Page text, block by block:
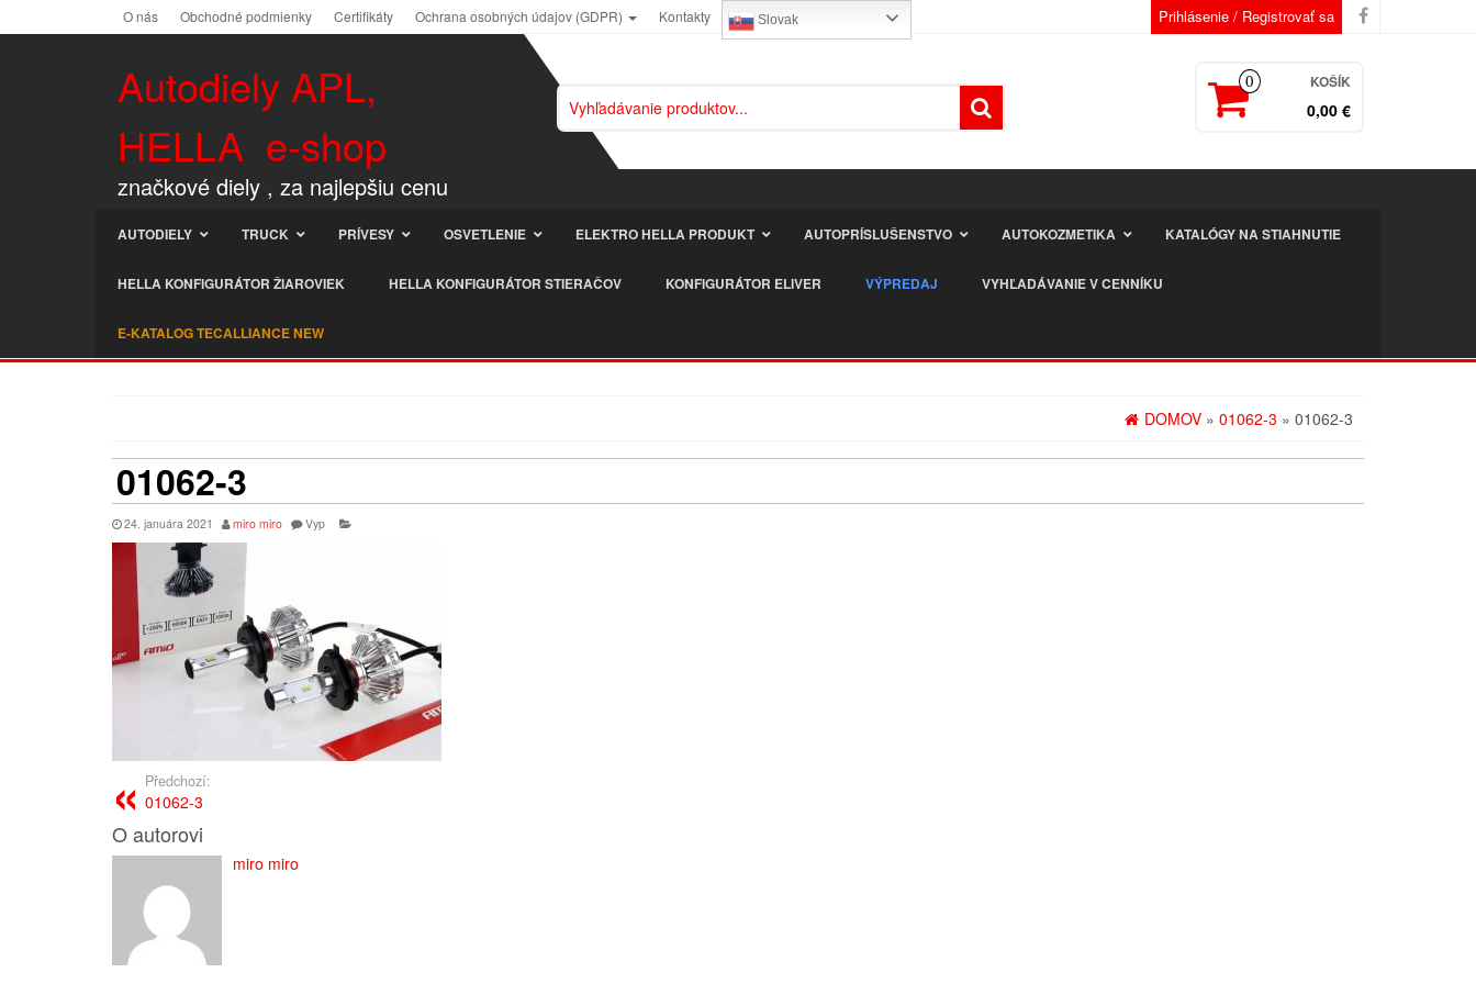
O nás Obchodné podmienky Certifikáty Ochrana osobných údajov (GDPR) Kontakty Slovak Prihlásenie / Registrovať sa
Autodiely APL,
HELLA e-shop
značkové diely , za najlepšiu cenu
0 KOŠÍK
0,00 €
AUTODIELY TRUCK PRÍVESY OSVETLENIE ELEKTRO HELLA PRODUKT AUTOPRÍSLUŠENSTVO AUTOKOZMETIKA KATALÓGY NA STIAHNUTIE
HELLA KONFIGURÁTOR ŽIAROVIEK HELLA KONFIGURÁTOR STIERAČOV KONFIGURÁTOR ELIVER VÝPREDAJ VYHĽADÁVANIE V CENNÍKU
E-KATALOG TECALLIANCE NEW
DOMOV » 01062-3 » 01062-3
01062-3
24. januára 2021 miro miro Vyp
Předchozí:
01062-3
O autorovi
miro miro